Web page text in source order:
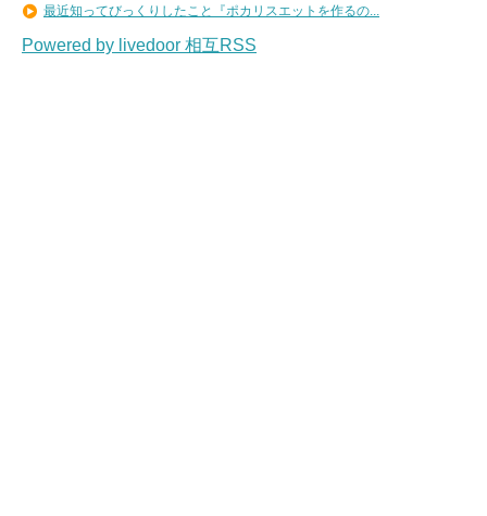
最近知ってびっくりしたこと『ポカリスエットを作るの...
Powered by livedoor 相互RSS